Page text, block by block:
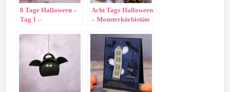
8 Tage Halloween –
Tag 1 –
Acht Tage Halloween
– Monsterkürbistüte